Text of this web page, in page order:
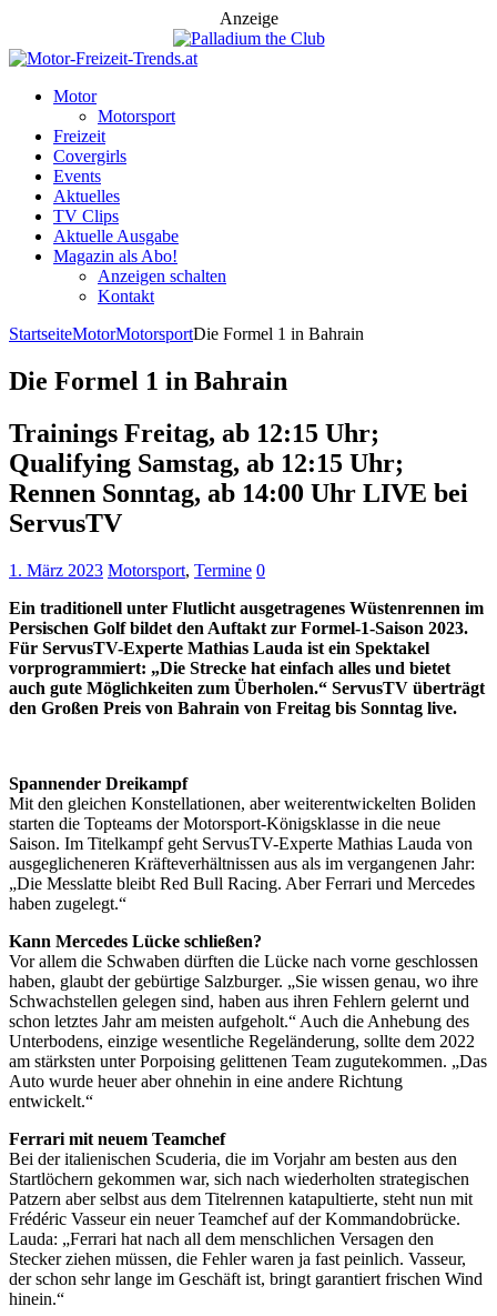
Anzeige
Motor
Motorsport
Freizeit
Covergirls
Events
Aktuelles
TV Clips
Aktuelle Ausgabe
Magazin als Abo!
Anzeigen schalten
Kontakt
StartseiteMotorMotorsportDie Formel 1 in Bahrain
Die Formel 1 in Bahrain
Trainings Freitag, ab 12:15 Uhr;
Qualifying Samstag, ab 12:15 Uhr;
Rennen Sonntag, ab 14:00 Uhr LIVE bei
ServusTV
1. März 2023 Motorsport, Termine 0
Ein traditionell unter Flutlicht ausgetragenes Wüstenrennen im
Persischen Golf bildet den Auftakt zur Formel-1-Saison 2023.
Für ServusTV-Experte Mathias Lauda ist ein Spektakel
vorprogrammiert: „Die Strecke hat einfach alles und bietet
auch gute Möglichkeiten zum Überholen.“ ServusTV überträgt
den Großen Preis von Bahrain von Freitag bis Sonntag live.
Spannender Dreikampf
Mit den gleichen Konstellationen, aber weiterentwickelten Boliden
starten die Topteams der Motorsport-Königsklasse in die neue
Saison. Im Titelkampf geht ServusTV-Experte Mathias Lauda von
ausgeglicheneren Kräfteverhältnissen aus als im vergangenen Jahr:
„Die Messlatte bleibt Red Bull Racing. Aber Ferrari und Mercedes
haben zugelegt.“
Kann Mercedes Lücke schließen?
Vor allem die Schwaben dürften die Lücke nach vorne geschlossen
haben, glaubt der gebürtige Salzburger. „Sie wissen genau, wo ihre
Schwachstellen gelegen sind, haben aus ihren Fehlern gelernt und
schon letztes Jahr am meisten aufgeholt.“ Auch die Anhebung des
Unterbodens, einzige wesentliche Regeländerung, sollte dem 2022
am stärksten unter Porpoising gelittenen Team zugutekommen. „Das
Auto wurde heuer aber ohnehin in eine andere Richtung
entwickelt.“
Ferrari mit neuem Teamchef
Bei der italienischen Scuderia, die im Vorjahr am besten aus den
Startlöchern gekommen war, sich nach wiederholten strategischen
Patzern aber selbst aus dem Titelrennen katapultierte, steht nun mit
Frédéric Vasseur ein neuer Teamchef auf der Kommandobrücke.
Lauda: „Ferrari hat nach all dem menschlichen Versagen den
Stecker ziehen müssen, die Fehler waren ja fast peinlich. Vasseur,
der schon sehr lange im Geschäft ist, bringt garantiert frischen Wind
hinein.“